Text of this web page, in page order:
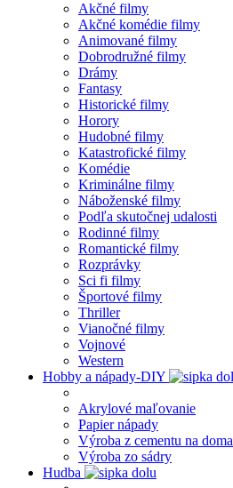
Akčné filmy
Akčné komédie filmy
Animované filmy
Dobrodružné filmy
Drámy
Fantasy
Historické filmy
Horory
Hudobné filmy
Katastrofické filmy
Komédie
Kriminálne filmy
Náboženské filmy
Podľa skutočnej udalosti
Rodinné filmy
Romantické filmy
Rozprávky
Sci fi filmy
Športové filmy
Thriller
Vianočné filmy
Vojnové
Western
Hobby a nápady-DIY
Akrylové maľovanie
Papier nápady
Výroba z cementu na doma
Výroba zo sádry
Hudba